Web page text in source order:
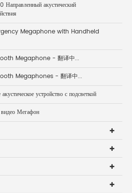
акустический
Megaphone with Handheld
Megaphone - 翻译中...
Megaphones - 翻译中...
устройство с подсветкой
Мегафон